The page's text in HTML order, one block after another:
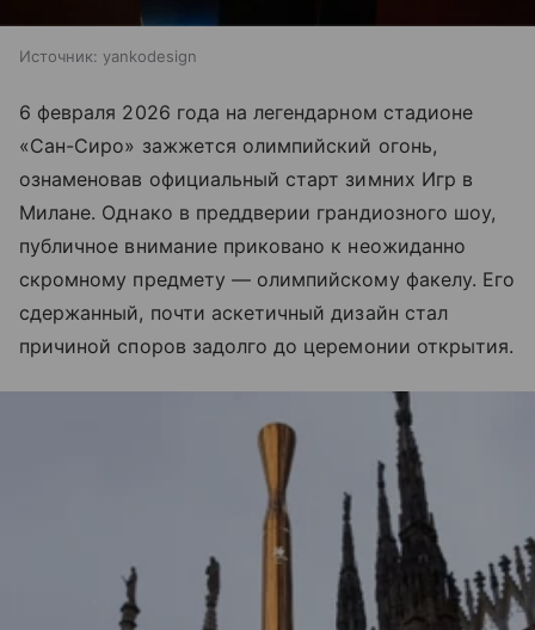
Источник: yankodesign
6 февраля 2026 года на легендарном стадионе
«Сан-Сиро» зажжется олимпийский огонь,
ознаменовав официальный старт зимних Игр в
Милане. Однако в преддверии грандиозного шоу,
публичное внимание приковано к неожиданно
скромному предмету — олимпийскому факелу. Его
сдержанный, почти аскетичный дизайн стал
причиной споров задолго до церемонии открытия.